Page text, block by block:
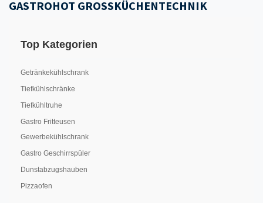
GASTROHOT GROSSKÜCHENTECHNIK
Top Kategorien
Getränkekühlschrank
Tiefkühlschränke
Tiefkühltruhe
Gastro Fritteusen
Gewerbekühlschrank
Gastro Geschirrspüler
Dunstabzugshauben
Pizzaofen